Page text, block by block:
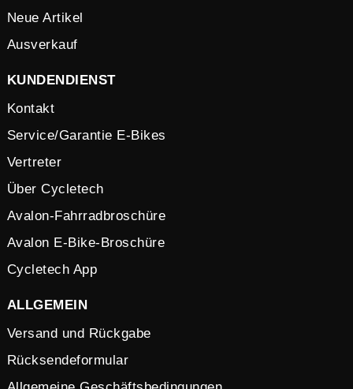
Neue Artikel
Ausverkauf
KUNDENDIENST
Kontakt
Service/Garantie E-Bikes
Vertreter
Über Cycletech
Avalon-Fahrradbroschüre
Avalon E-Bike-Broschüre
Cycletech App
ALLGEMEIN
Versand und Rückgabe
Rücksendeformular